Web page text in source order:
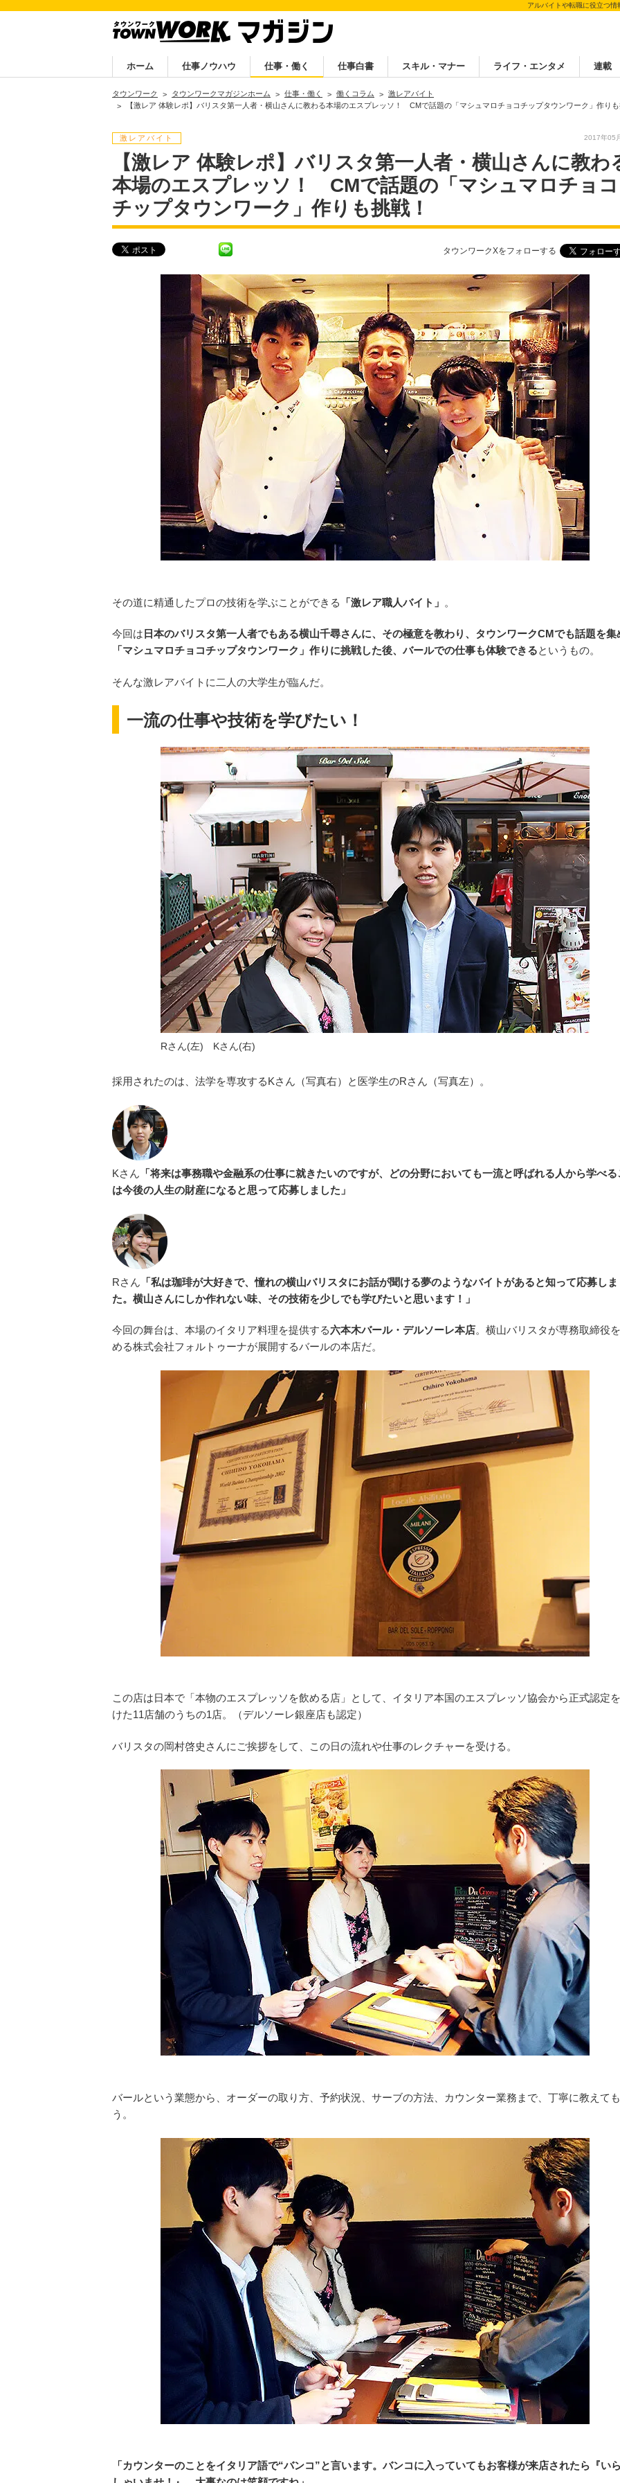
アルバイトや転職に役立つ
ホーム 仕事ノウハウ 仕事・働く 仕事白書 スキル・マナー ライフ・エンタメ 連載
タウンワーク タウンワークマガジンホーム 仕事・働く 働くコラム
激レアバイト
【激レア 体験レポ】バリスタ第一人者・横山さんに教わる本場のエスプレッソ！ CMで話題の「マシュマロチョコチップタウンワーク」作り
激レアバイト 2017年05
【激レア 体験レポ】バリスタ第一人者・横山さんに教わ
本場のエスプレッソ！ CMで話題の「マシュマロチョコ
チップタウンワーク」作りも挑戦！
タウンワークXをフォローする
その道に精通したプロの技術を学ぶことができる 「激レア職人バイト」 。
今回は 日本のバリスタ第一人者でもある横山千尋さんに、その極意を教わり、タウンワークCMでも話題を集
「マシュマロチョコチップタウンワーク」作りに挑戦した後、バールでの仕事も体験できるというもの。
そんな激レアバイトに二人の大学生が臨んだ。
一流の仕事や技術を学びたい！
Rさん(左) Kさん(右)
採用されたのは、法学を専攻するKさん（写真右）と医学生のRさん（写真左）。
Kさん 「将来は事務職や金融系の仕事に就きたいのですが、どの分野においても一流と呼ばれる人から学べる
は今後の人生の財産になると思って応募しました」
Rさん 「私は珈琲が大好きで、憧れの横山バリスタにお話が聞ける夢のようなバイトがあると知って応募しま
た。横山さんにしか作れない味、その技術を少しでも学びたいと思います！」
今回の舞台は、本場のイタリア料理を提供する六本木バール・デルソーレ本店。横山バリスタが専務取締役
める株式会社フォルトゥーナが展開するバールの本店だ。
この店は日本で「本物のエスプレッソを飲める店」として、イタリア本国のエスプレッソ協会から正式認定
けた11店舗のうちの1店。（デルソーレ銀座店も認定）
バリスタの岡村啓史さんにご挨拶をして、この日の流れや仕事のレクチャーを受ける。
バールという業態から、オーダーの取り方、予約状況、サーブの方法、カウンター業務まで、丁寧に教えて
う。
「カウンターのことをイタリア語で“バンコ”と言います。バンコに入っていてもお客様が来店されたら『い